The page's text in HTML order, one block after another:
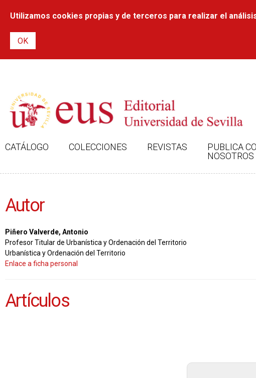
Utilizamos cookies propias y de terceros para realizar el
CATÁLOGO COLECCIONES REVISTAS
PUBLICA
NOSOTROS
Autor
Piñero Valverde, Antonio
Profesor Titular de Urbanística y Ordenación del Territorio
Urbanística y Ordenación del Territorio
Enlace a ficha personal
Artículos